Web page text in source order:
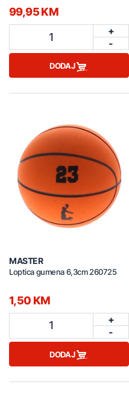
99,95 KM
1
+
-
DODAJ
MASTER
Loptica gumena 6,3cm 260725
1,50 KM
1
+
-
DODAJ